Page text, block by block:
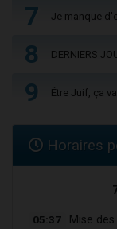
7 Je manque
8 DERNIERS
9 Être Juif, ça
Horaires
05:37 Mise